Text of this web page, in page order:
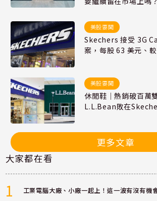
美股要聞
Skechers 接受 3G
案，每股 63 美元、
美股要聞
休閒鞋｜熱銷破百萬
L.L.Bean敗在
更多文章
大家都在看
1 工業電腦大廠、小廠一起上！這一波有沒有機